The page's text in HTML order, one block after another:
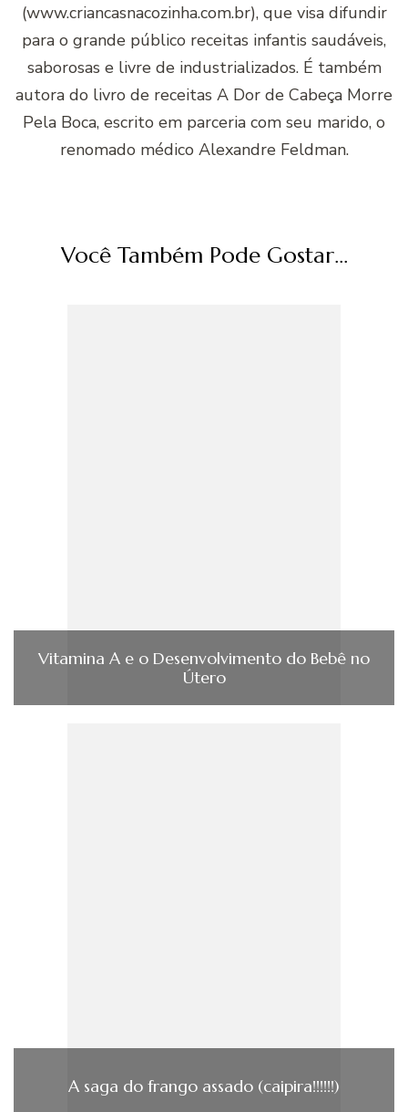
(www.criancasnacozinha.com.br), que visa difundir
para o grande público receitas infantis saudáveis,
saborosas e livre de industrializados. É também
autora do livro de receitas A Dor de Cabeça Morre
Pela Boca, escrito em parceria com seu marido, o
renomado médico Alexandre Feldman.
Você Também Pode Gostar...
Vitamina A e o Desenvolvimento do Bebê no
Útero
A saga do frango assado (caipira!!!!!!)